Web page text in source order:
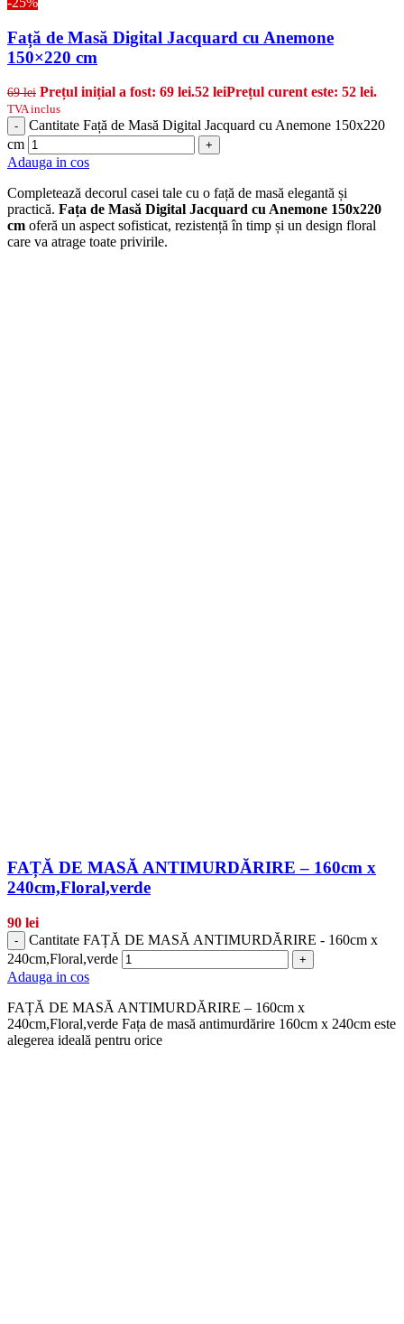
Față de Masă Digital Jacquard cu Anemone
150×220 cm
69lei Prețul inițial a fost: 69 lei.52 leiPrețul curent este: 52 lei.
TVA inclus
-
Cantitate Față de Masă Digital Jacquard cu Anemone 150x220
cm
+
Adauga in cos
Completează decorul casei tale cu o față de masă elegantă și
practică. Fața de Masă Digital Jacquard cu Anemone 150x220
cm oferă un aspect sofisticat, rezistență în timp și un design floral
care va atrage toate privirile.
FAȚĂ DE MASĂ ANTIMURDĂRIRE – 160cm x
240cm,Floral,verde
90 lei
-
Cantitate FAȚĂ DE MASĂ ANTIMURDĂRIRE - 160cm x
240cm,Floral,verde
+
Adauga in cos
FAȚĂ DE MASĂ ANTIMURDĂRIRE – 160cm x
240cm,Floral,verde Fața de masă antimurdărire 160cm x 240cm este
alegerea ideală pentru orice